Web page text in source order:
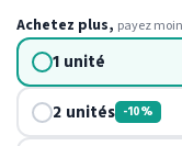
Achetez plus, payez
1 unité
2 unités -10%